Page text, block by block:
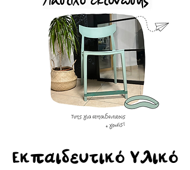
Εκπαιδευτικό Υλικό